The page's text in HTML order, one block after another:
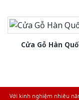
Cửa Gỗ Hàn
Với kinh nghiệm nhiêu